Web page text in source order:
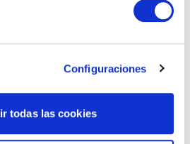
Configuraciones
todas las cookies